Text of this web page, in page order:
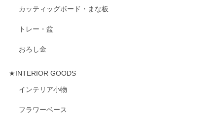
カッティッグボード・まな板
トレー・盆
おろし金
★INTERIOR GOODS
インテリア小物
フラワーベース